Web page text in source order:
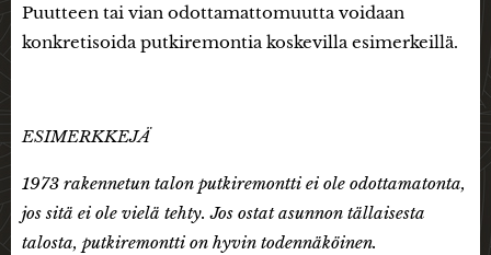
Puutteen tai vian odottamattomuutta voidaan
konkretisoida putkiremontia koskevilla esimerkeillä.
ESIMERKKEJÄ
1973 rakennetun talon putkiremontti ei ole odottamatonta,
jos sitä ei ole vielä tehty. Jos ostat asunnon tällaisesta
talosta, putkiremontti on hyvin todennäköinen.